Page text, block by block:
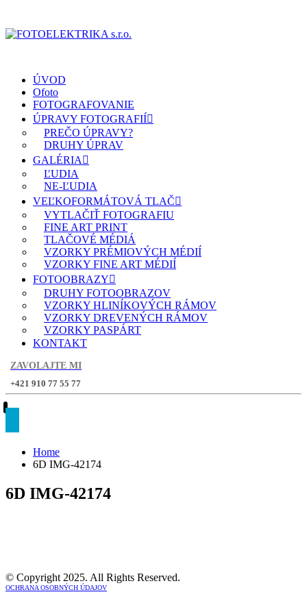
ÚVOD
Ofoto
FOTOGRAFOVANIE
ÚPRAVY FOTOGRAFIÍ
PREČO ÚPRAVY?
DRUHY ÚPRAV
GALÉRIA
ĽUDIA
NE-ĽUDIA
VEĽKOFORMÁTOVÁ TLAČ
VYTLAČIŤ FOTOGRAFIU
FINE ART PRINT
TLAČOVÉ MÉDIÁ
VZORKY PRÉMIOVÝCH MÉDIÍ
VZORKY FINE ART MÉDIÍ
FOTOOBRAZY
DRUHY FOTOOBRAZOV
VZORKY HLINÍKOVÝCH RÁMOV
VZORKY DREVENÝCH RÁMOV
VZORKY PASPÁRT
KONTAKT
ZAVOLAJTE MI
+421 910 77 55 77
Home
6D IMG-42174
6D IMG-42174
© Copyright 2025. All Rights Reserved.
OCHRANA OSOBNÝCH ÚDAJOV